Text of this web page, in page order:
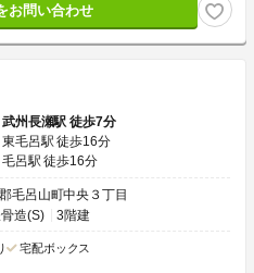
お問い合わせ
州長瀬駅 徒歩7分
毛呂駅 徒歩16分
毛呂駅 徒歩16分
毛呂山町中央３丁目
造(S) 3階建
宅配ボックス